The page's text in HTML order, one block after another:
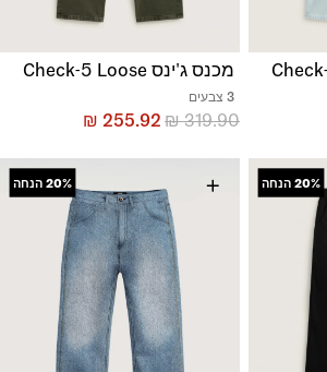
מכנס ג'ינס Check-5 Loose
3 צבעים
₪319.90
₪ 255.92
20% הנחה +
20% הנחה